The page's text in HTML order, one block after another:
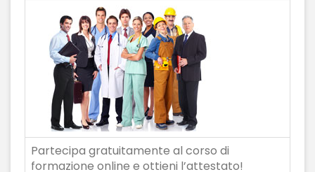
Partecipa gratuitamente al corso di
formazione online e ottieni l’attestato!